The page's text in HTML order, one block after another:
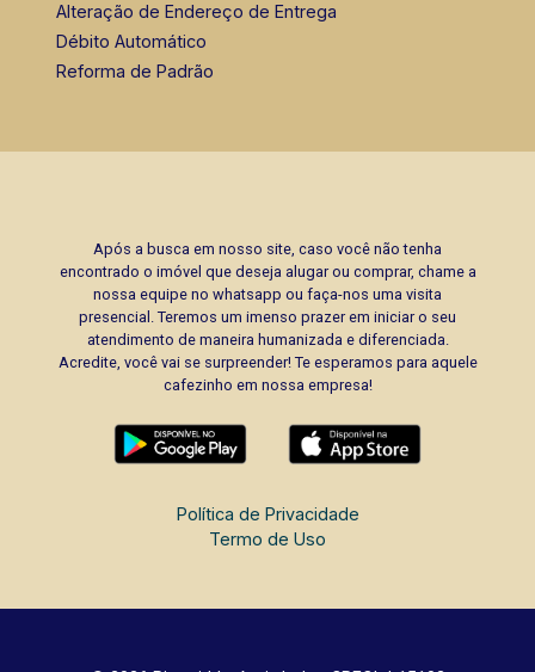
Alteração de Endereço de Entrega
Débito Automático
Reforma de Padrão
Após a busca em nosso site, caso você não tenha
encontrado o imóvel que deseja alugar ou comprar, chame a
nossa equipe no whatsapp ou faça-nos uma visita
presencial. Teremos um imenso prazer em iniciar o seu
atendimento de maneira humanizada e diferenciada.
Acredite, você vai se surpreender! Te esperamos para aquele
cafezinho em nossa empresa!
Política de Privacidade
Termo de Uso